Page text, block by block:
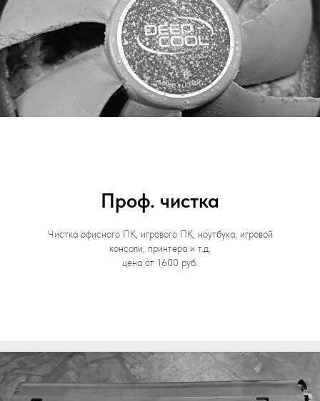
Проф. чистка
Чистка офисного ПК, игрового ПК, ноутбука, игровой
консоли, принтера и т.д.
цена от 1600 руб.